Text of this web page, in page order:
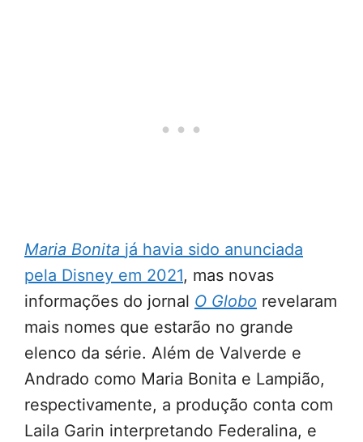
Maria Bonita já havia sido anunciada
pela Disney em 2021, mas novas
informações do jornal O Globo revelaram
mais nomes que estarão no grande
elenco da série. Além de Valverde e
Andrado como Maria Bonita e Lampião,
respectivamente, a produção conta com
Laila Garin interpretando Federalina, e